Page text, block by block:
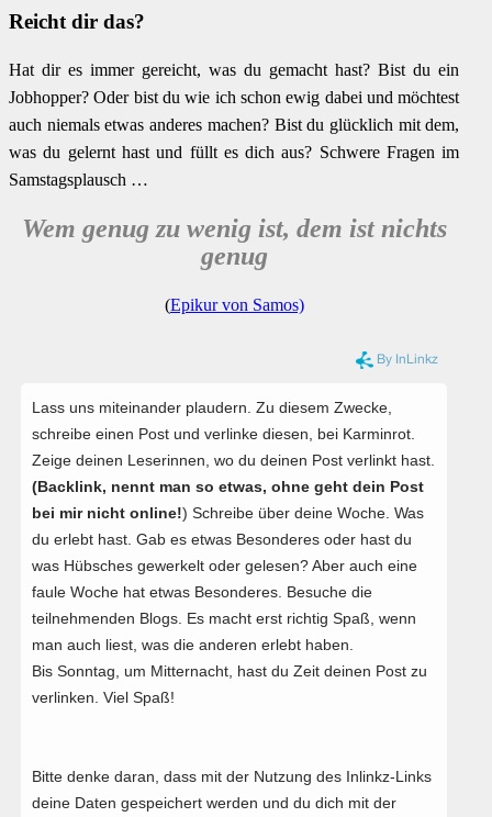
Reicht dir das?
Hat dir es immer gereicht, was du gemacht hast? Bist du ein
Jobhopper? Oder bist du wie ich schon ewig dabei und möchtest
auch niemals etwas anderes machen? Bist du glücklich mit dem,
was du gelernt hast und füllt es dich aus? Schwere Fragen im
Samstagsplausch …
Wem genug zu wenig ist, dem ist nichts
genug
(Epikur von Samos)